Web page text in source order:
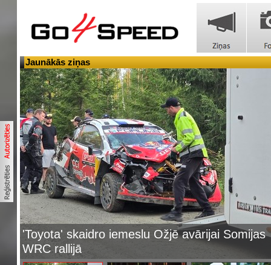
Jaunākās ziņas
'Toyota' skaidro iemeslu Ožjē avārijai Somijas
WRC rallijā